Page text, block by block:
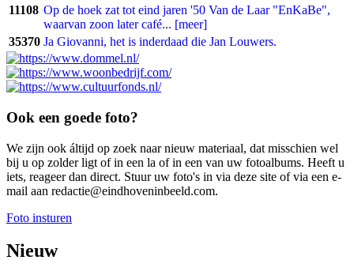
11108 Op de hoek zat tot eind jaren '50 Van de Laar "EnKaBe",
waarvan zoon later café... [meer]
35370 Ja Giovanni, het is inderdaad die Jan Louwers.
Ook een goede foto?
We zijn ook áltijd op zoek naar nieuw materiaal, dat misschien wel
bij u op zolder ligt of in een la of in een van uw fotoalbums. Heeft u
iets, reageer dan direct. Stuur uw foto's in via deze site of via een e-
mail aan redactie@eindhoveninbeeld.com.
Foto insturen
Nieuw